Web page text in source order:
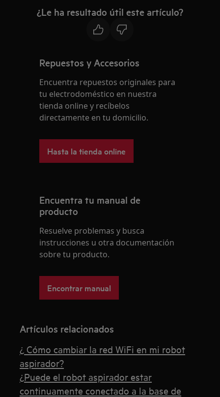
¿Le ha resultado útil este artículo?
Repuestos y Accesorios
Encuentra repuestos originales para
tu electrodoméstico en nuestra
tienda online y recíbelos
directamente en tu domicilio.
Hasta la tienda online
Encuentra tu manual de
producto
Resuelve problemas y busca
instrucciones u otra documentación
sobre tu producto.
Encontrar manual
Artículos relacionados
¿ Cómo cambiar la red WiFi en mi robot
aspirador?
¿Puede el robot aspirador estar
continuamente conectado a la base de